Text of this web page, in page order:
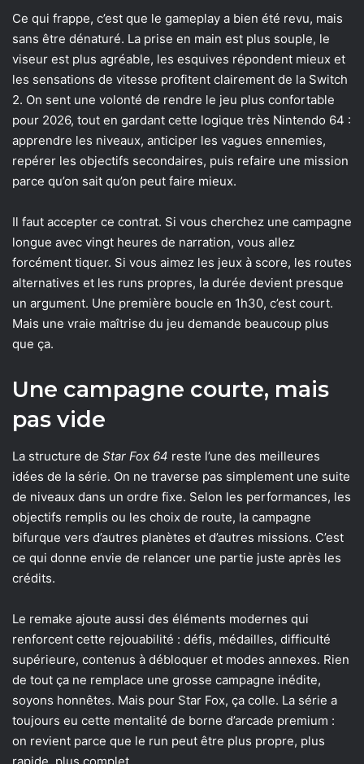
Ce qui frappe, c’est que le gameplay a bien été revu, mais
sans être dénaturé. La prise en main est plus souple, le
viseur est plus agréable, les esquives répondent mieux et
les sensations de vitesse profitent clairement de la Switch
2. On sent une volonté de rendre le jeu plus confortable
pour 2026, tout en gardant cette logique très Nintendo 64 :
apprendre les niveaux, anticiper les vagues ennemies,
repérer les objectifs secondaires, puis refaire une mission
parce qu’on sait qu’on peut faire mieux.
Il faut accepter ce contrat. Si vous cherchez une campagne
longue avec vingt heures de narration, vous allez
forcément tiquer. Si vous aimez les jeux à score, les routes
alternatives et les runs propres, la durée devient presque
un argument. Une première boucle en 1h30, c’est court.
Mais une vraie maîtrise du jeu demande beaucoup plus
que ça.
Une campagne courte, mais
pas vide
La structure de Star Fox 64 reste l’une des meilleures
idées de la série. On ne traverse pas simplement une suite
de niveaux dans un ordre fixe. Selon les performances, les
objectifs remplis ou les choix de route, la campagne
bifurque vers d’autres planètes et d’autres missions. C’est
ce qui donne envie de relancer une partie juste après les
crédits.
Le remake ajoute aussi des éléments modernes qui
renforcent cette rejouabilité : défis, médailles, difficulté
supérieure, contenus à débloquer et modes annexes. Rien
de tout ça ne remplace une grosse campagne inédite,
soyons honnêtes. Mais pour Star Fox, ça colle. La série a
toujours eu cette mentalité de borne d’arcade premium :
on revient parce que le run peut être plus propre, plus